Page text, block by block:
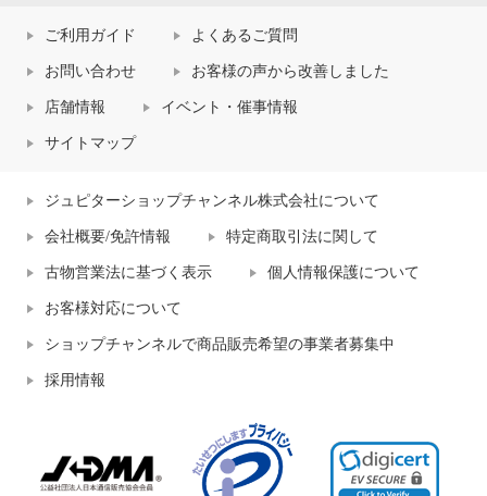
ご利用ガイド よくあるご質問
お問い合わせ お客様の声から改善しました
店舗情報 イベント・催事情報
サイトマップ
ジュピターショップチャンネル株式会社について
会社概要/免許情報 特定商取引法に関して
古物営業法に基づく表示 個人情報保護について
お客様対応について
ショップチャンネルで商品販売希望の事業者募集中
採用情報